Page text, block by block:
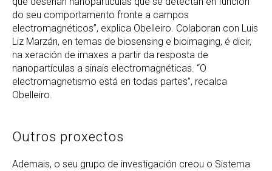
do seu comportamento fronte a campos
electromagnéticos”, explica Obelleiro. Colaboran con Luis
Liz Marzán, en temas de biosensing e bioimaging, é dicir,
na xeración de imaxes a partir da resposta de
nanopartículas a sinais electromagnéticas. “O
electromagnetismo está en todas partes”, recalca
Obelleiro.
Outros proxectos
Ademais, o seu grupo de investigación creou o Sistema